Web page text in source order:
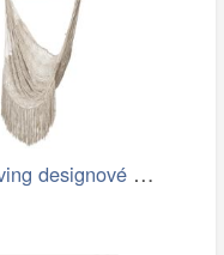
Ferm Living designové houpací sítě Path…